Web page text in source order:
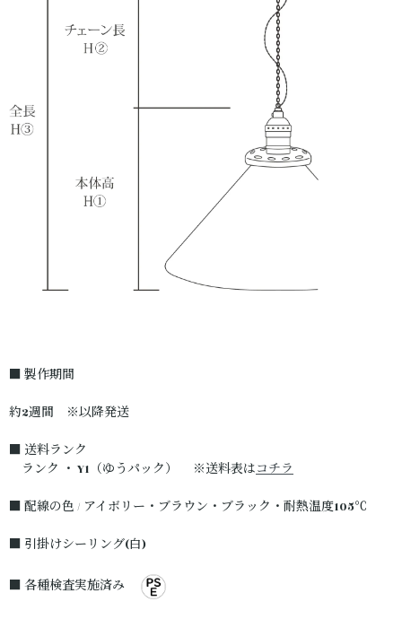
■ 製作期間
約2週間 ※以降発送
■ 送料ランク
ランク ・ Y1（ゆうパック） ※送料表はコチラ
■ 配線の色 / アイボリー・ブラウン・ブラック・耐熱温度105℃
■ 引掛けシーリング(白)
■ 各種検査実施済み